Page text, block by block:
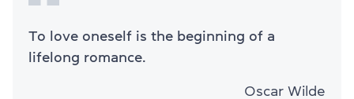
To love oneself is the beginning of a
lifelong romance.
Oscar Wilde